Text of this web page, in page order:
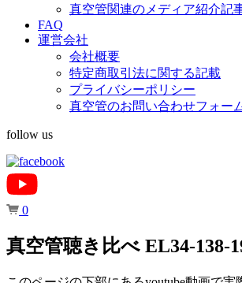
真空管関連のメディア紹介記
FAQ
運営会社
会社概要
特定商取引法に関する記載
プライバシーポリシー
真空管のお問い合わせフォー
follow us
0
真空管聴き比べ EL34-138-